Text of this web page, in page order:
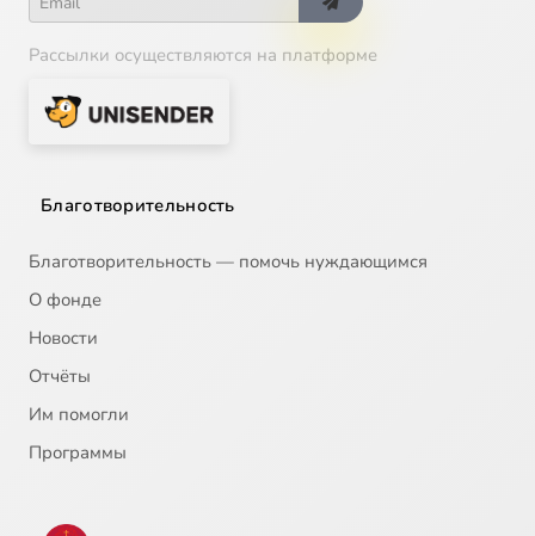
Рассылки осуществляются на платформе
Благотворительность
Благотворительность — помочь нуждающимся
О фонде
Новости
Отчёты
Им помогли
Программы